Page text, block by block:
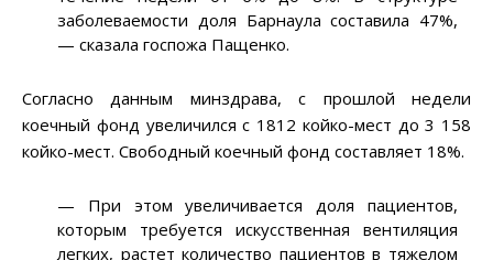
заболеваемости доля Барнаула составила 47%,
— сказала госпожа Пащенко.
Согласно данным минздрава, с прошлой недели
коечный фонд увеличился с 1812 койко-мест до 3 158
койко-мест. Свободный коечный фонд составляет 18%.
— При этом увеличивается доля пациентов,
которым требуется искусственная вентиляция
легких, растет количество пациентов в тяжелом